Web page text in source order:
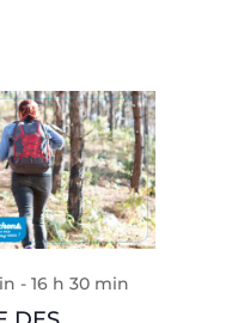
-16 h 30 min